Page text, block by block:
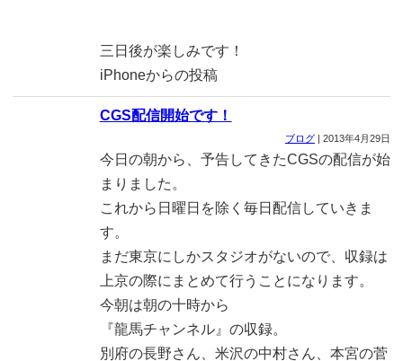
三日後が楽しみです！
iPhoneからの投稿
CGS配信開始です！
ブログ | 2013年4月29日
今日の朝から、予告してきたCGSの配信が始
まりました。
これから日曜日を除く毎日配信していきま
す。
まだ東京にしかスタジオがないので、収録は
上京の際にまとめて行うことになります。
今朝は朝の十時から
『龍馬チャンネル』の収録。
別府の長野さん、米沢の中村さん、本宮の菅